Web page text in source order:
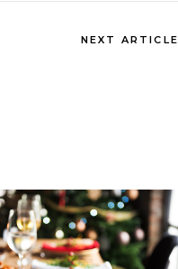
NEXT ARTICLE